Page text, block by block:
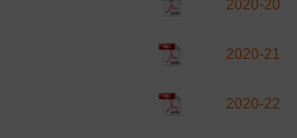
2020-20
2020-21
2020-22